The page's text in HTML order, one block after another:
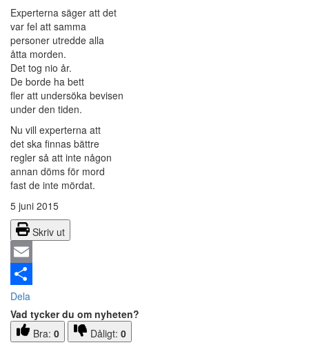
Experterna säger att det
var fel att samma
personer utredde alla
åtta morden.
Det tog nio år.
De borde ha bett
fler att undersöka bevisen
under den tiden.
Nu vill experterna att
det ska finnas bättre
regler så att inte någon
annan döms för mord
fast de inte mördat.
5 juni 2015
Skriv ut
Email
Dela
Vad tycker du om nyheten?
Bra: 0 Dåligt: 0